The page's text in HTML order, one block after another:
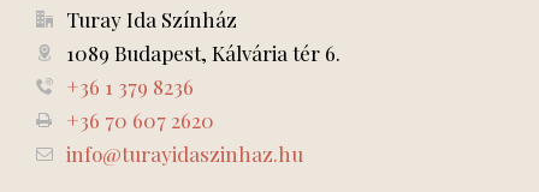
Turay Ida Színház
1089 Budapest, Kálvária tér 6.
+36 1 379 8236
+36 70 607 2620
info@turayidaszinhaz.hu